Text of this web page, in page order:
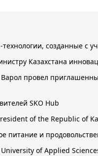
созданные с
Казахстана
провел
SKO Hub
of the Republic of
питание и
of Applied